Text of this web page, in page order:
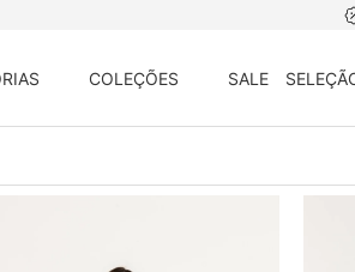
COLEÇÕES SALE